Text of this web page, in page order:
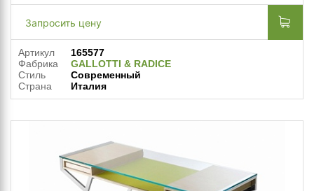
Запросить цену
Артикул
165577
Фабрика
GALLOTTI & RADICE
Стиль
Современный
Страна
Италия